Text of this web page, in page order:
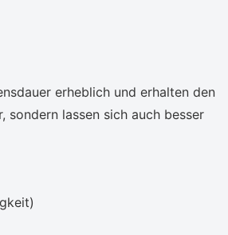
erheblich und erhalten den
sondern lassen sich auch besser